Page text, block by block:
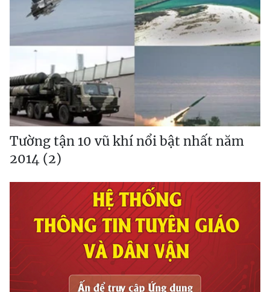
Tường tận 10 vũ khí nổi bật nhất năm
2014 (2)